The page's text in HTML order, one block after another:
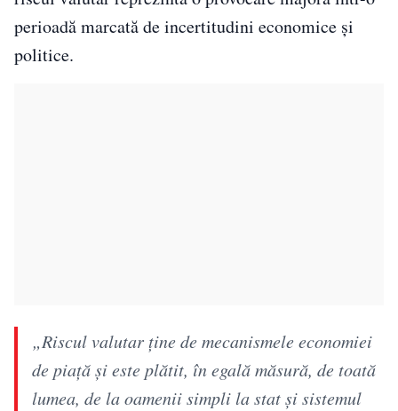
perioadă marcată de incertitudini economice și
politice.
„Riscul valutar ține de mecanismele economiei
de piață și este plătit, în egală măsură, de toată
lumea, de la oamenii simpli la stat și sistemul